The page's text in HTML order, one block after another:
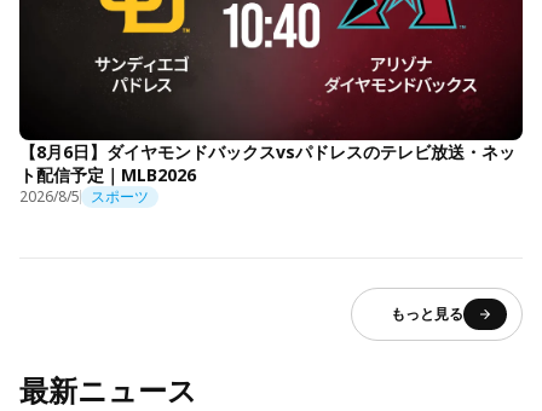
【8月6日】ダイヤモンドバックスvsパドレスのテレビ放送・ネッ
ト配信予定｜MLB2026
2026/8/5 スポーツ
もっと見る
最新ニュース